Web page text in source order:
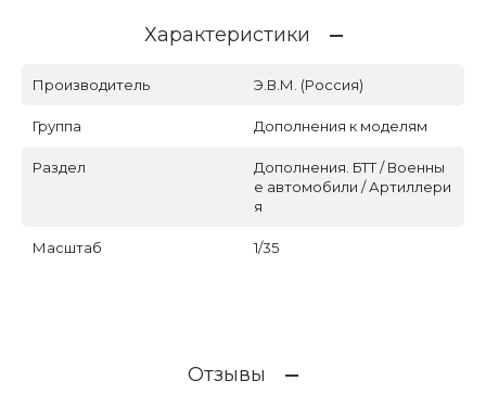
Характеристики
Производитель Э.В.М. (Россия)
Группа Дополнения к моделям
Раздел
Дополнения. БТТ / Военны
е автомобили / Артиллери
я
Масштаб 1/35
Отзывы